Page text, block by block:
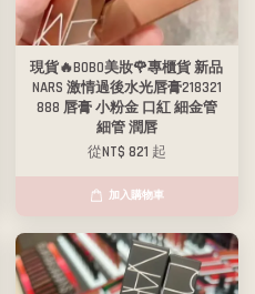
現貨🔥BOBO美妝🌹專櫃貨 新品
NARS 激情過後水光唇膏218321
888 唇膏 小粉金 口紅 細金管
細管 潤唇
從NT$ 821 起
加入購物車